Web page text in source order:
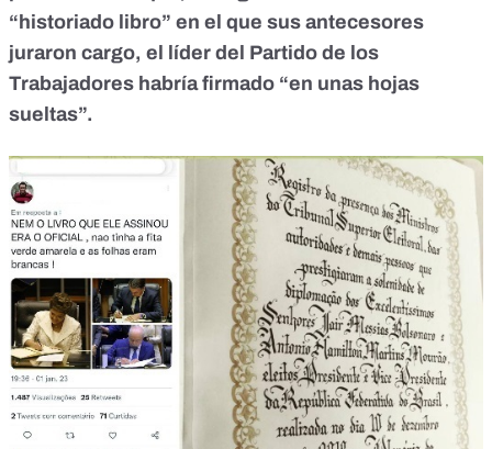
“historiado libro” en el que sus antecesores
juraron cargo, el líder del Partido de los
Trabajadores habría firmado “en unas hojas
sueltas”.